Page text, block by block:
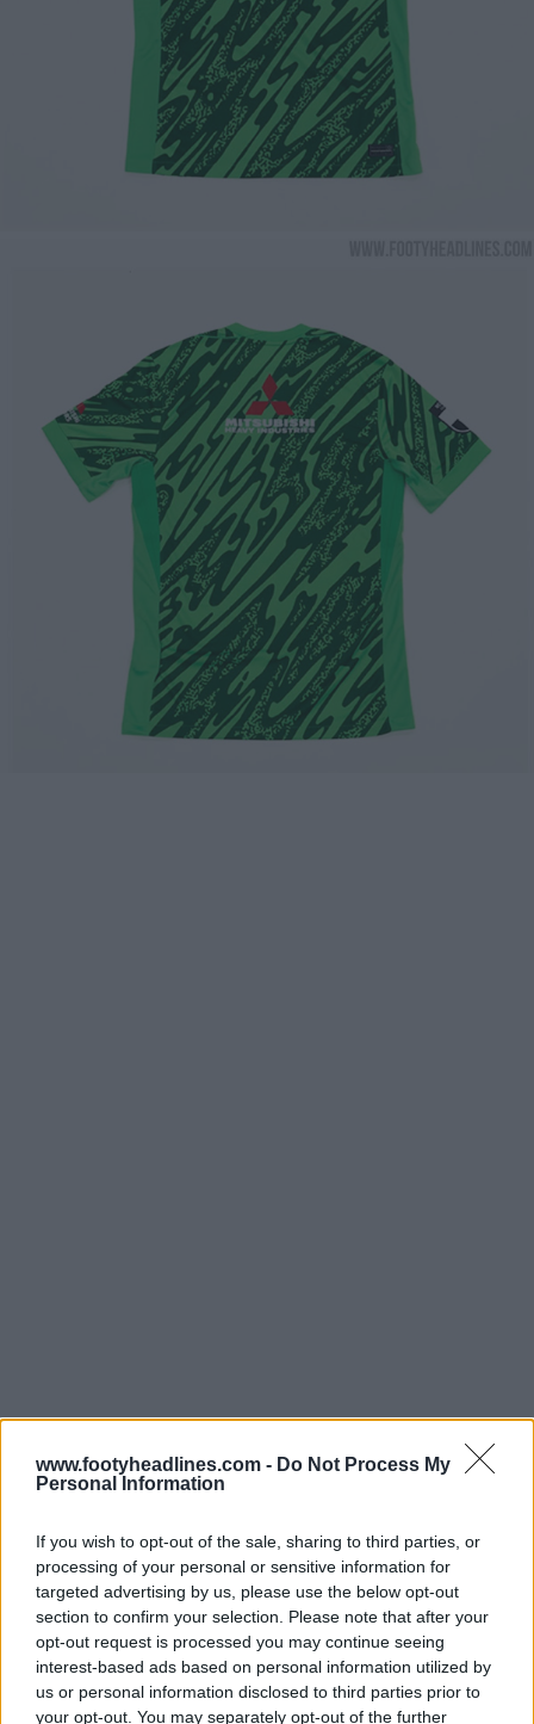
www.footyheadlines.com - Do Not Process My
Personal Information
If you wish to opt-out of the sale, sharing to third parties, or
processing of your personal or sensitive information for
targeted advertising by us, please use the below opt-out
section to confirm your selection. Please note that after your
opt-out request is processed you may continue seeing
interest-based ads based on personal information utilized by
us or personal information disclosed to third parties prior to
your opt-out. You may separately opt-out of the further